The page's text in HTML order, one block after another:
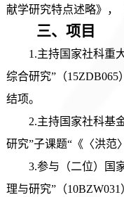
献学研究特点述略》，
三、 项目
1.主持国家社科重
综合研究”（
结项。
2.主持国家社科基
研究”子课题“《〈洪范
3.参与（二位）国
理与研究”（10BZW031